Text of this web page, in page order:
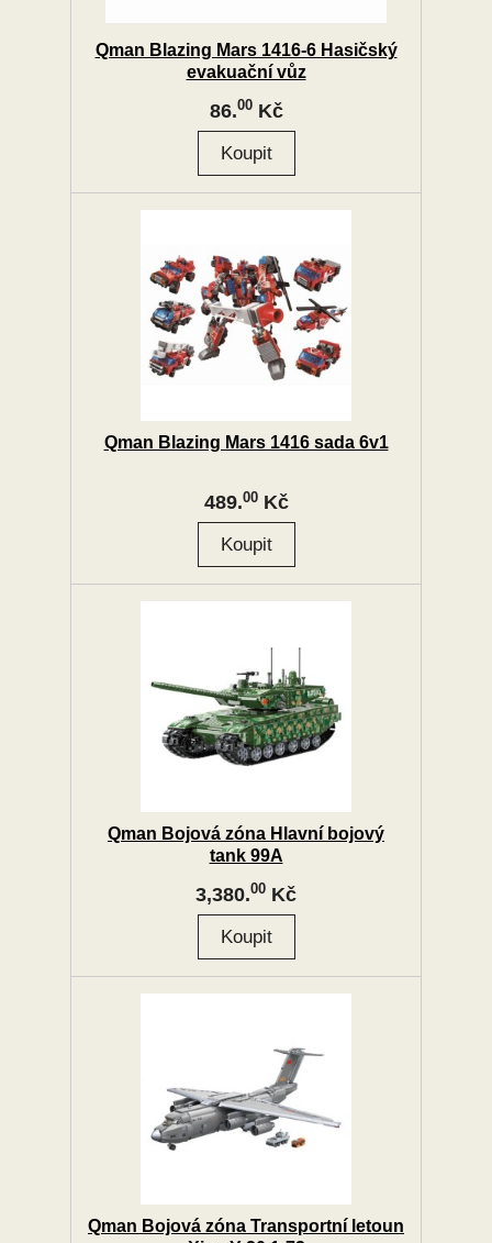
Qman Blazing Mars 1416-6 Hasičský
evakuační vůz
86.00Kč
Qman Blazing Mars 1416 sada 6v1
489.00Kč
Qman Bojová zóna Hlavní bojový
tank 99A
3,380.00 Kč
Qman Bojová zóna Transportní letoun